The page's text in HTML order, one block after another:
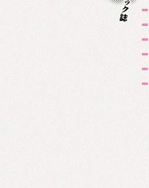
少女・女性コ
ミック誌